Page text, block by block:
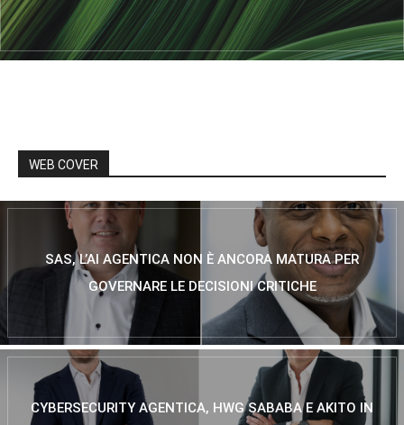
WEB COVER
SAS, L’AI AGENTICA NON È ANCORA MATURA PER
GOVERNARE LE DECISIONI CRITICHE
CYBERSECURITY AGENTICA, HWG SABABA E AKITO IN